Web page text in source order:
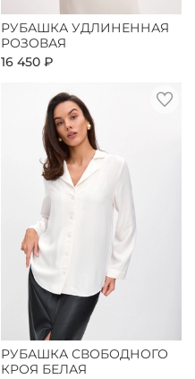
РУБАШКА УДЛИНЕННАЯ
РОЗОВАЯ
16 450 ₽
РУБАШКА СВОБОДНОГО
КРОЯ БЕЛАЯ